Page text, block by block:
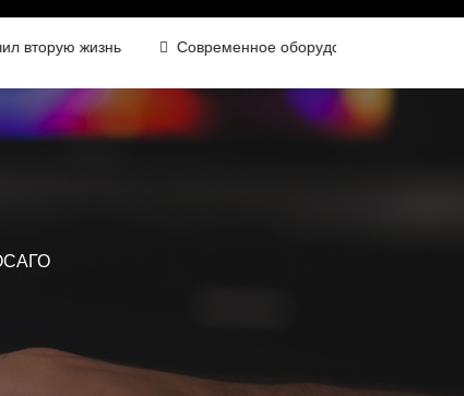
жизнь Современное оборудование для контроля